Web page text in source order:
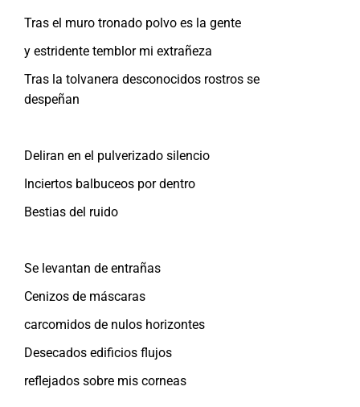
Tras el muro tronado polvo es la gente
y estridente temblor mi extrañeza
Tras la tolvanera desconocidos rostros se
despeñan
Deliran en el pulverizado silencio
Inciertos balbuceos por dentro
Bestias del ruido
Se levantan de entrañas
Cenizos de máscaras
carcomidos de nulos horizontes
Desecados edificios flujos
reflejados sobre mis corneas